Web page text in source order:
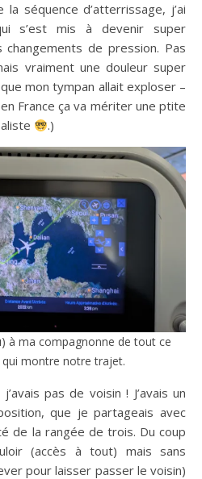
séquence d’atterrissage, j’ai
s’est mis à devenir super
de pression. Pas
vraiment une douleur super
mon tympan allait exploser –
France ça va mériter une ptite
.)
à ma compagnonne de tout ce
montre notre trajet.
pas de voisin ! J’avais un
que je partageais avec
de la rangée de trois. Du coup
(accès à tout) mais sans
pour laisser passer le voisin)